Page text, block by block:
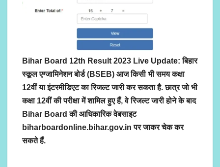
Bihar Board 12th Result 2023 Live Update: बिहार
स्कूल एग्जामिनेशन बोर्ड (BSEB) आज किसी भी समय कक्षा
12वीं या इंटरमीडिएट का रिजल्ट जारी कर सकता है. छात्र जो भी
कक्षा 12वीं की परीक्षा में शामिल हुए हैं, वे रिजल्ट जारी होने के बाद
Bihar Board की आधिकारिक वेबसाइट
biharboardonline.bihar.gov.in पर जाकर चेक कर
सकते हैं.